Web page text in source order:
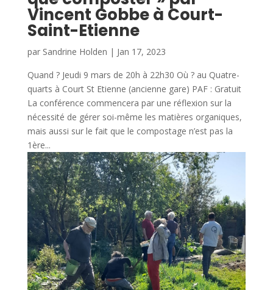
Vincent Gobbe à Court-
Saint-Etienne
par Sandrine Holden | Jan 17, 2023
Quand ? Jeudi 9 mars de 20h à 22h30 Où ? au Quatre-
quarts à Court St Etienne (ancienne gare) PAF : Gratuit
La conférence commencera par une réflexion sur la
nécessité de gérer soi-même les matières organiques,
mais aussi sur le fait que le compostage n’est pas la
1ère...